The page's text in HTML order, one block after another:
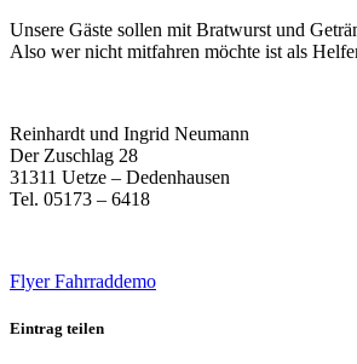
Unsere Gäste sollen mit Bratwurst und
Also wer nicht mitfahren möchte ist als
Reinhardt und Ingrid Neumann
Der Zuschlag 28
31311 Uetze – Dedenhausen
Tel. 05173 – 6418
Flyer Fahrraddemo
Eintrag teilen